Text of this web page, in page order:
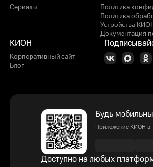
Сериалы
Политика
Политика
Устройства
Документация
КИОН
Корпоративный сайт
Блог
Будь
Приложение КИОН в
Доступно на любых